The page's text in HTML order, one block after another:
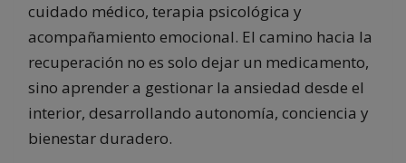
cuidado médico, terapia psicológica y
acompañamiento emocional. El camino hacia la
recuperación no es solo dejar un medicamento,
sino aprender a gestionar la ansiedad desde el
interior, desarrollando autonomía, conciencia y
bienestar duradero.